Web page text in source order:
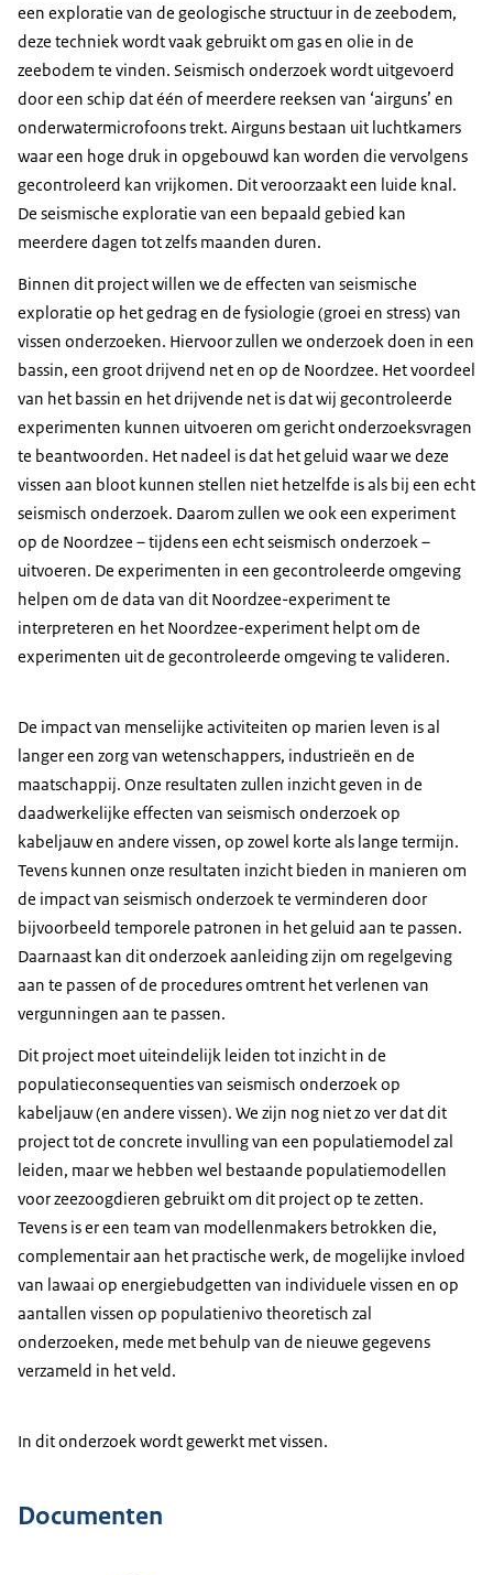
een exploratie van de geologische structuur in de zeebodem,
deze techniek wordt vaak gebruikt om gas en olie in de
zeebodem te vinden. Seismisch onderzoek wordt uitgevoerd
door een schip dat één of meerdere reeksen van ‘airguns’ en
onderwatermicrofoons trekt. Airguns bestaan uit luchtkamers
waar een hoge druk in opgebouwd kan worden die vervolgens
gecontroleerd kan vrijkomen. Dit veroorzaakt een luide knal.
De seismische exploratie van een bepaald gebied kan
meerdere dagen tot zelfs maanden duren.
Binnen dit project willen we de effecten van seismische
exploratie op het gedrag en de fysiologie (groei en stress) van
vissen onderzoeken. Hiervoor zullen we onderzoek doen in een
bassin, een groot drijvend net en op de Noordzee. Het voordeel
van het bassin en het drijvende net is dat wij gecontroleerde
experimenten kunnen uitvoeren om gericht onderzoeksvragen
te beantwoorden. Het nadeel is dat het geluid waar we deze
vissen aan bloot kunnen stellen niet hetzelfde is als bij een echt
seismisch onderzoek. Daarom zullen we ook een experiment
op de Noordzee – tijdens een echt seismisch onderzoek –
uitvoeren. De experimenten in een gecontroleerde omgeving
helpen om de data van dit Noordzee-experiment te
interpreteren en het Noordzee-experiment helpt om de
experimenten uit de gecontroleerde omgeving te valideren.
De impact van menselijke activiteiten op marien leven is al
langer een zorg van wetenschappers, industrieën en de
maatschappij. Onze resultaten zullen inzicht geven in de
daadwerkelijke effecten van seismisch onderzoek op
kabeljauw en andere vissen, op zowel korte als lange termijn.
Tevens kunnen onze resultaten inzicht bieden in manieren om
de impact van seismisch onderzoek te verminderen door
bijvoorbeeld temporele patronen in het geluid aan te passen.
Daarnaast kan dit onderzoek aanleiding zijn om regelgeving
aan te passen of de procedures omtrent het verlenen van
vergunningen aan te passen.
Dit project moet uiteindelijk leiden tot inzicht in de
populatieconsequenties van seismisch onderzoek op
kabeljauw (en andere vissen). We zijn nog niet zo ver dat dit
project tot de concrete invulling van een populatiemodel zal
leiden, maar we hebben wel bestaande populatiemodellen
voor zeezoogdieren gebruikt om dit project op te zetten.
Tevens is er een team van modellenmakers betrokken die,
complementair aan het practische werk, de mogelijke invloed
van lawaai op energiebudgetten van individuele vissen en op
aantallen vissen op populatienivo theoretisch zal
onderzoeken, mede met behulp van de nieuwe gegevens
verzameld in het veld.
In dit onderzoek wordt gewerkt met vissen.
Documenten